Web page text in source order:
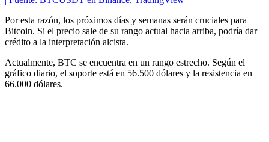
Por esta razón, los próximos días y semanas serán cruciales para
Bitcoin. Si el precio sale de su rango actual hacia arriba, podría dar
crédito a la interpretación alcista.
Actualmente, BTC se encuentra en un rango estrecho. Según el
gráfico diario, el soporte está en 56.500 dólares y la resistencia en
66.000 dólares.